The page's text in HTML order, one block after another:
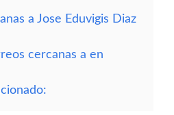
a Jose Eduvigis Diaz
cercanas a en